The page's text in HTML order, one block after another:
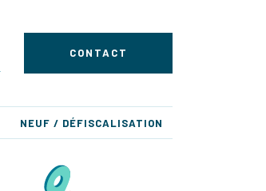
CONTACT
NEUF / DÉFISCALISATION